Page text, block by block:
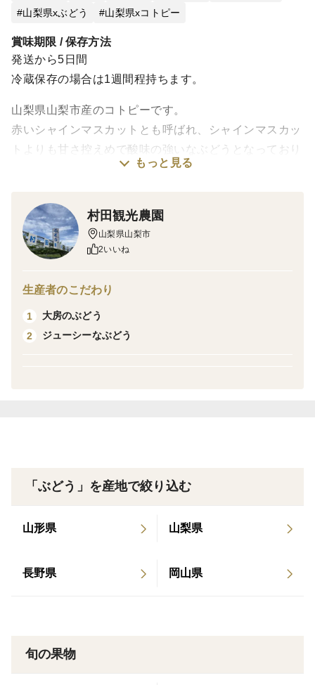
山梨県xぶどう
山梨県xコトピー
賞味期限 / 保存方法
発送から5日間
冷蔵保存の場合は1週間程持ちます。
山梨県山梨市産のコトピーです。
赤いシャインマスカットとも呼ばれ、シャインマスカッ
トよりも甘さ控えめで酸味の強いなぶどうとなっており
▼数量、分量の目安
【小箱】1〜2房入り（約1kg）
また、届いた際にぶどうの粒が落ちている(脱粒(だつ
りますので問題なくお召し上がり頂けます。
もっと見る
村田観光農園
山梨県山梨市
2いいね
生産者のこだわり
1
大房のぶどう
2
ジューシーなぶどう
「ぶどう」を産地で絞り込む
山形県 山梨県
長野県 岡山県
旬の果物